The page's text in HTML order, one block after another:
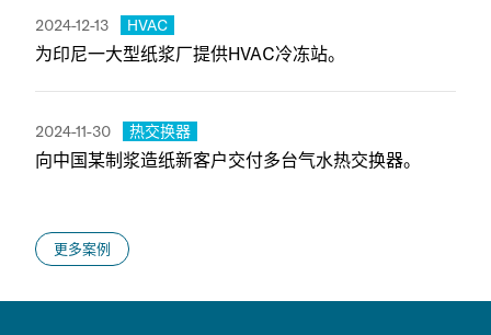
为印尼一大型纸浆厂提供HVAC冷冻站。
2024-12-13 Category:
HVAC
向中国某制浆造纸新客户交付多台气水热交换器。
2024-11-30 Category:
热交换器
更多案例